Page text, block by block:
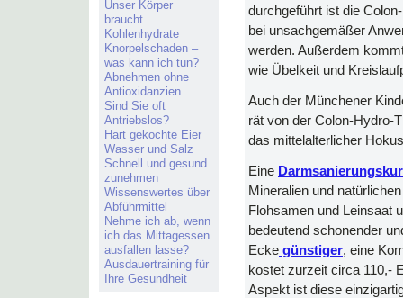
Unser Körper
braucht
Kohlenhydrate
Knorpelschaden –
was kann ich tun?
Abnehmen ohne
Antioxidanzien
Sind Sie oft
Antriebslos?
Hart gekochte Eier
Wasser und Salz
Schnell und gesund
zunehmen
Wissenswertes über
Abführmittel
Nehme ich ab, wenn
ich das Mittagessen
ausfallen lasse?
Ausdauertraining für
Ihre Gesundheit
durchgeführt ist die
bei unsachgemäßer
werden. Außerdem
wie Übelkeit und
Auch der Münchener
rät von der Colon-Hydro-
das mittelalterlicher
Eine
Mineralien und
Flohsamen und Leinsaat
bedeutend schonender
Ecke günstiger, eine
kostet zurzeit circa 110,-
Aspekt ist diese